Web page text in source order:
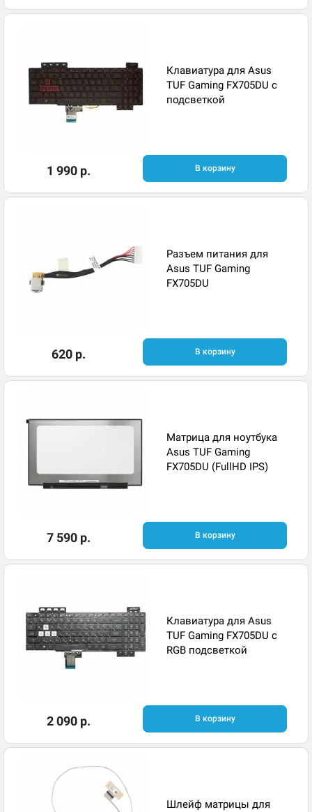
Клавиатура для Asus
TUF Gaming FX705DU с
подсветкой
1 990 р. В корзину
Разъем питания для
Asus TUF Gaming
FX705DU
620 р. В корзину
Матрица для ноутбука
Asus TUF Gaming
FX705DU (FullHD IPS)
7 590 р. В корзину
Клавиатура для Asus
TUF Gaming FX705DU с
RGB подсветкой
2 090 р. В корзину
Шлейф матрицы для